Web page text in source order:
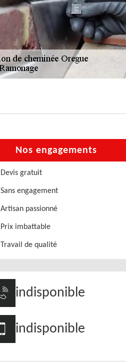
Nos engagements
Devis gratuit
Sans engagement
Artisan passionné
Prix imbattable
Travail de qualité
indisponible
indisponible